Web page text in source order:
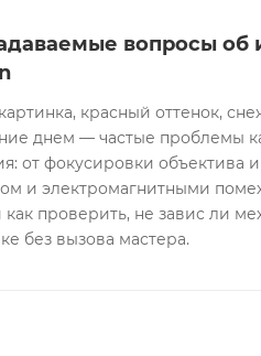
вопросы
красный оттенок,
днем — частые проблемы
от фокусировки объектива
и электромагнитными
проверить, не завис ли
без вызова мастера.